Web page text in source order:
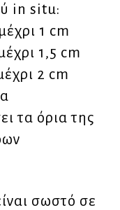
in situ:
1 cm
1,5 cm
2 cm
τα όρια της
σωστό σε